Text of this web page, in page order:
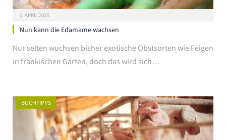
1. APRIL 2025
Nun kann die Edamame wachsen
Nur selten wuchsen bisher exotische Obstsorten wie Feigen
in fränkischen Gärten, doch das wird sich…
BUCHTIPPS